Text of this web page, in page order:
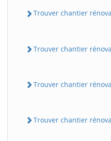
Trouver chantier
Trouver chantier
Trouver chantier
Trouver chantier